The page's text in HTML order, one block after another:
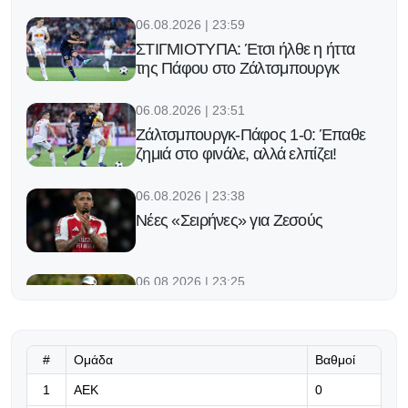
06.08.2026 | 23:59
ΣΤΙΓΜΙΟΤΥΠΑ: Έτσι ήλθε η ήττα
της Πάφου στο Ζάλτσμπουργκ
06.08.2026 | 23:51
Ζάλτσμπουργκ-Πάφος 1-0: Έπαθε
ζημιά στο φινάλε, αλλά ελπίζει!
06.08.2026 | 23:38
Νέες «Σειρήνες» για Ζεσούς
06.08.2026 | 23:25
«Μπορούμε να βασιστούμε σε
# Ομάδα Βαθμοί
1 ΑΕΚ 0